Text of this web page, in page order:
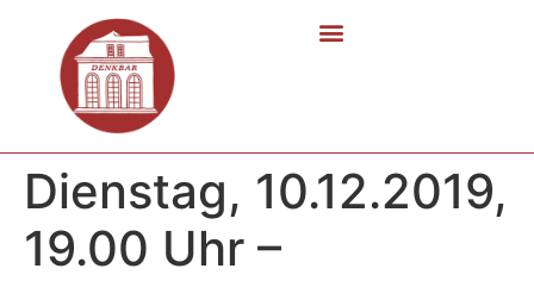
Dienstag, 10.12.2019,
19.00 Uhr –